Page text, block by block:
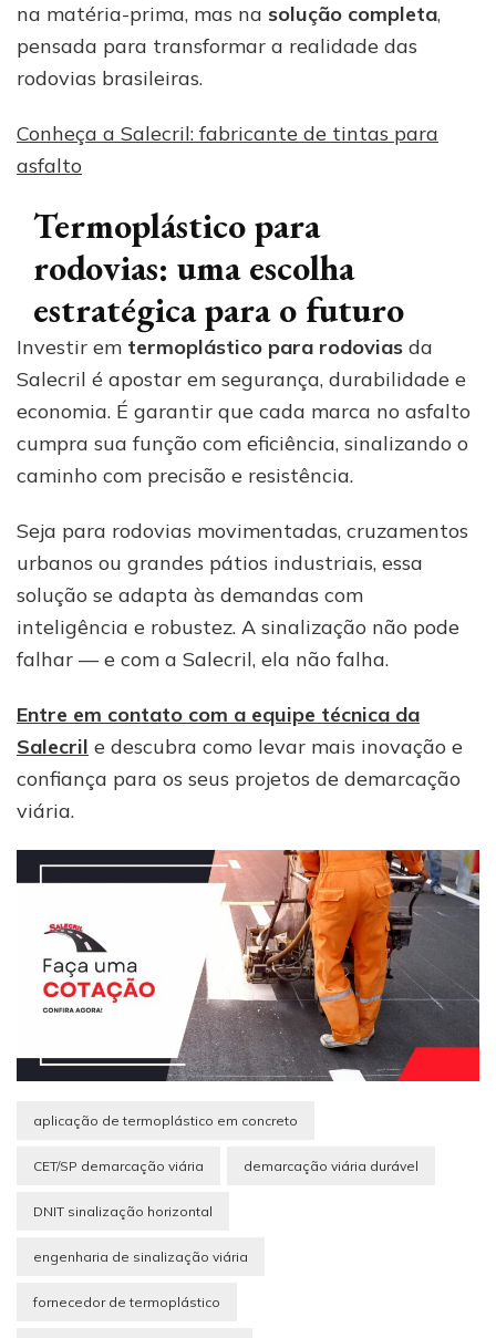
na matéria-prima, mas na solução completa,
pensada para transformar a realidade das
rodovias brasileiras.
Conheça a Salecril: fabricante de tintas para
asfalto
Termoplástico para
rodovias: uma escolha
estratégica para o futuro
Investir em termoplástico para rodovias da
Salecril é apostar em segurança, durabilidade e
economia. É garantir que cada marca no asfalto
cumpra sua função com eficiência, sinalizando o
caminho com precisão e resistência.
Seja para rodovias movimentadas, cruzamentos
urbanos ou grandes pátios industriais, essa
solução se adapta às demandas com
inteligência e robustez. A sinalização não pode
falhar — e com a Salecril, ela não falha.
Entre em contato com a equipe técnica da
Salecril e descubra como levar mais inovação e
confiança para os seus projetos de demarcação
viária.
aplicação de termoplástico em concreto
CET/SP demarcação viária demarcação viária durável
DNIT sinalização horizontal
engenharia de sinalização viária
fornecedor de termoplástico